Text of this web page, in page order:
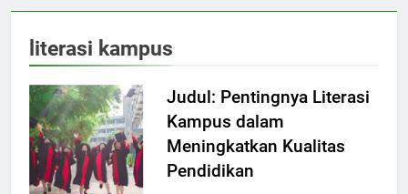
literasi kampus
Judul: Pentingnya Literasi
Kampus dalam
Meningkatkan Kualitas
Pendidikan